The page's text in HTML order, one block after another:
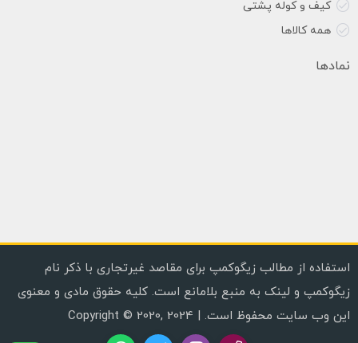
کیف و کوله پشتی
همه کالاها
نمادها
استفاده از مطالب زیگوکمپ برای مقاصد غیرتجاری با ذکر نام
زیگوکمپ و لینک به منبع بلامانع است. کلیه حقوق مادی و معنوی
این وب سایت محفوظ است. | Copyright © 2020, 2024